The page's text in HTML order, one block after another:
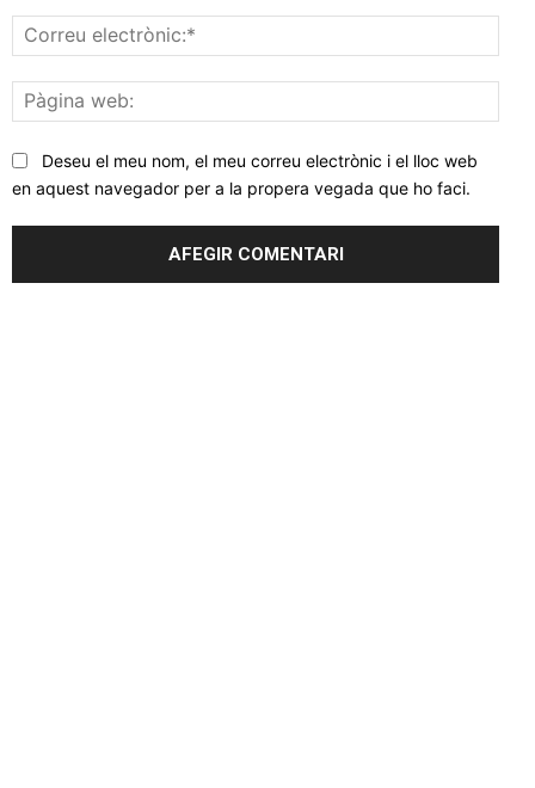
web:
Deseu el meu nom, el meu correu electrònic i el lloc web
en aquest navegador per a la propera vegada que ho faci.